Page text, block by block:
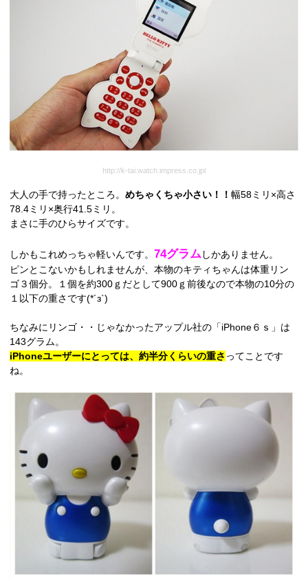
http://k-tai.watch.impress.co.jpl
大人の手で持ったところ。めちゃくちゃ小さい！！幅58ミリ×高さ
78.4ミリ×奥行41.5ミリ。
まさに手のひらサイズです。
しかもこれめっちゃ軽いんです。74グラムしかありません。
ピンとこないかもしれませんが、本物のキティちゃんは体重リン
ゴ３個分。１個を約300ｇだとして900ｇ前後なので本物の10分の
１以下の重さです(*´з`)
ちなみにリンゴ・・じゃなかったアップル社の「iPhone６ｓ」は
143グラム。
iPhoneユーザーにとっては、約半分くらいの重さ ってことです
ね。